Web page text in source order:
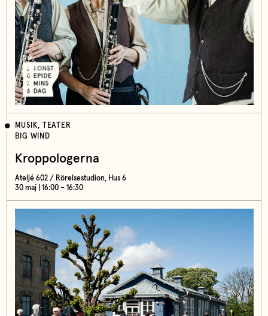
MUSIK, TEATER
BIG WIND
Kroppologerna
Ateljé 602 / Rörelsestudion, Hus 6
30 maj | 16:00 – 16:30